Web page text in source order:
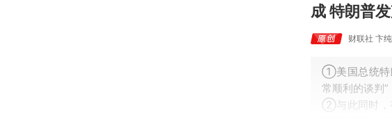
成 特朗普
财联社 卞纯
①美国总统特
常顺利的谈判”
②与此同时，